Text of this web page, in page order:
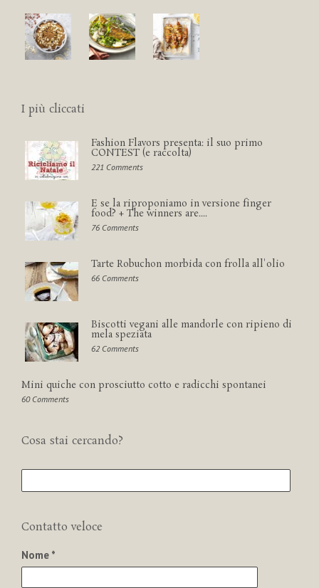
I più cliccati
Fashion Flavors presenta: il suo primo
CONTEST (e raccolta)
221 Comments
E se la riproponiamo in versione finger
food? + The winners are....
76 Comments
Tarte Robuchon morbida con frolla all'olio
66 Comments
Biscotti vegani alle mandorle con ripieno di
mela speziata
62 Comments
Mini quiche con prosciutto cotto e radicchi spontanei
60 Comments
Cosa stai cercando?
Contatto veloce
Nome *